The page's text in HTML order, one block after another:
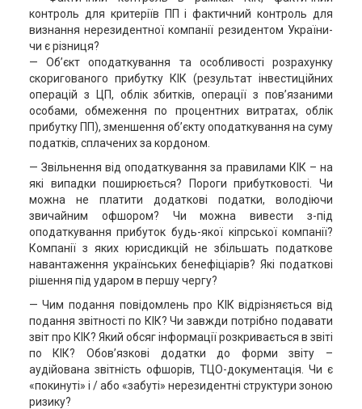
контроль для критеріїв ПП і фактичний контроль для
визнання нерезидентної компанії резидентом України-
чи є різниця?
— Об’єкт оподаткування та особливості розрахунку
скоригованого прибутку КІК (результат інвестиційних
операцій з ЦП, облік збитків, операції з пов’язаними
особами, обмеження по процентних витратах, облік
прибутку ПП), зменшення об’єкту оподаткування на суму
податків, сплачених за кордоном.
— Звільнення від оподаткування за правилами КІК – на
які випадки поширюється? Пороги прибутковості. Чи
можна не платити додаткові податки, володіючи
звичайним офшором? Чи можна вивести з-під
оподаткування прибуток будь-якої кіпрської компанії?
Компанії з яких юрисдикцій не збільшать податкове
навантаження українських бенефіціарів? Які податкові
рішення під ударом в першу чергу?
— Чим подання повідомлень про КІК відрізняється від
подання звітності по КІК? Чи завжди потрібно подавати
звіт про КІК? Який обсяг інформації розкривається в звіті
по КІК? Обов’язкові додатки до форми звіту –
аудійована звітність офшорів, ТЦО-документація. Чи є
«покинуті» і / або «забуті» нерезидентні структури зоною
ризику?